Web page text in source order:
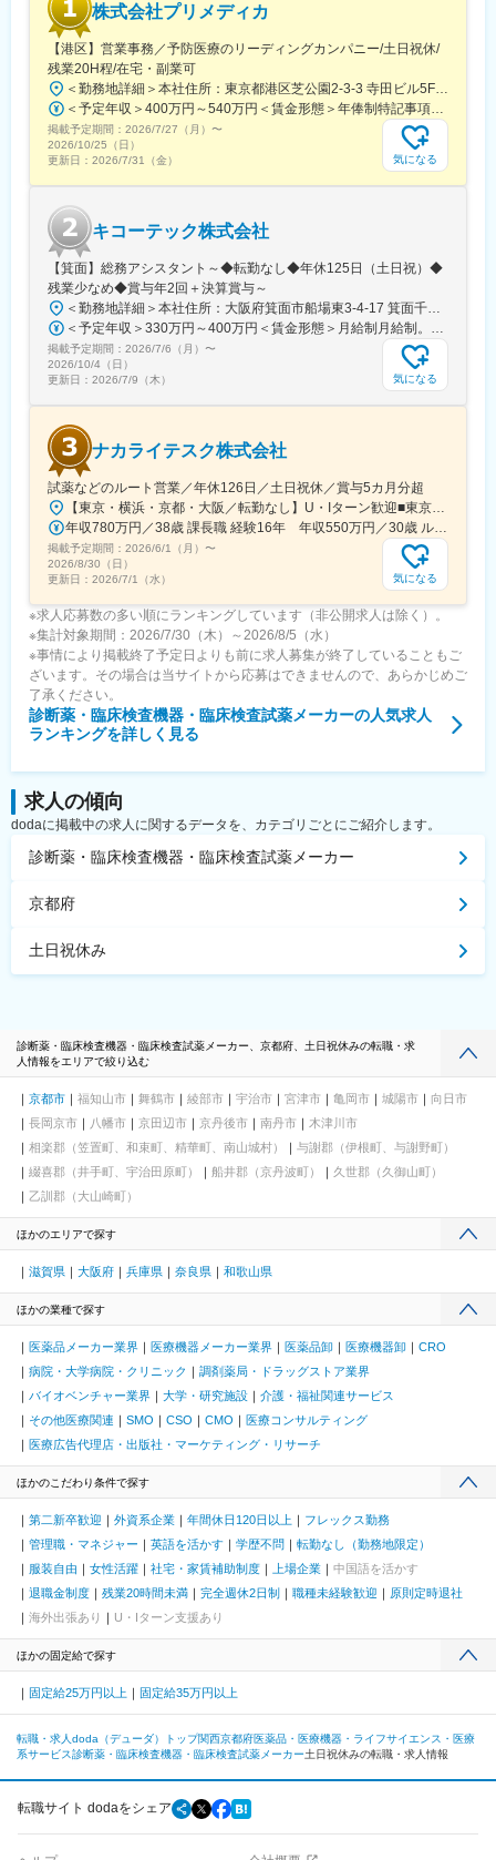
ることができないため、会社のビジネスの根幹にもなり得るミッ
ションを担っています。自チーム以外にも複数のチームと連携を
して業務を進める必要があるため、一部の情報にとどまらず、会
社全体の情報にアクセスすることができます。
・希望があれば短期～中長期の海外拠点への赴任もチャレンジす
ることが可能です。実際に自分の足で現地を訪れ、新たな知識を
吸収することで、申請業務の加速化の一躍を担うことができま
す。
■組織構成：
チームは現在11名体制
※チームメンバーのバックグラウンドとして、薬事経験のなかった
メンバーも在籍・活躍しています。
変更の範囲：会社の定める業務
株式会社プリメディカ
【港区】営業事務／予防医療のリーディングカンパニー/土日祝休/
残業20H程/在宅・副業可
掲載予定期間： 2026/7/27（月） 〜
2026/10/25（日）
更新日： 2026/7/31（金） 気になる
キコーテック株式会社
【箕面】総務アシスタント～◆転勤なし◆年休125日（土日祝）◆
残業少なめ◆賞与年2回＋決算賞与～
掲載予定期間： 2026/7/6（月） 〜
2026/10/4（日）
更新日： 2026/7/9（木） 気になる
ナカライテスク株式会社
試薬などのルート営業／年休126日／土日祝休／賞与5カ月分超
掲載予定期間： 2026/6/1（月） 〜
2026/8/30（日）
更新日： 2026/7/1（水） 気になる
※求人応募数の多い順にランキングしています（非公開求人は除く）。
※集計対象期間：2026/7/30（木）～2026/8/5（水）
※事情により掲載終了予定日よりも前に求人募集が終了していることもご
ざいます。その場合は当サイトから応募はできませんので、あらかじめご
了承ください。
診断薬・臨床検査機器・臨床検査試薬メーカーの人気求人
ランキングを詳しく見る
求人の傾向
dodaに掲載中の求人に関するデータを、カテゴリごとにご紹介します。
診断薬・臨床検査機器・臨床検査試薬メーカー
京都府
土日祝休み
診断薬・臨床検査機器・臨床検査試薬メーカー、京都府、土日祝休みの転職・求
人情報をエリアで絞り込む
京都市 福知山市 舞鶴市 綾部市 宇治市 宮津市 亀岡市 城陽市
向日市
長岡京市
八幡市 京田辺市 京丹後市 南丹市
木津川市
相楽郡（笠置町、和束町、精華町、南山城村）
与謝郡（伊根町、与謝野町）
綴喜郡（井手町、宇治田原町）
船井郡（京丹波町）
久世郡（久御山町）
乙訓郡（大山崎町）
ほかのエリアで探す
滋賀県 大阪府 兵庫県 奈良県 和歌山県
ほかの業種で探す
医薬品メーカー業界 医療機器メーカー業界 医薬品卸 医療機器卸
CRO
病院・大学病院・クリニック
調剤薬局・ドラッグストア業界
バイオベンチャー業界
大学・研究施設
介護・福祉関連サービス
その他医療関連
SMO CSO CMO
医療コンサルティング
医療広告代理店・出版社・マーケティング・リサーチ
ほかのこだわり条件で探す
第二新卒歓迎 外資系企業 年間休日120日以上
フレックス勤務
管理職・マネジャー
英語を活かす 学歴不問
転勤なし（勤務地限定）
服装自由
女性活躍 社宅・家賃補助制度 上場企業
中国語を活かす
退職金制度
残業20時間未満 完全週休2日制 職種未経験歓迎
原則定時退社
海外出張あり
U・Iターン支援あり
ほかの固定給で探す
固定給25万円以上 固定給35万円以上
転職・求人doda（デューダ）トップ関西京都府医薬品・医療機器・ライフサイエンス・医療
系サービス診断薬・臨床検査機器・臨床検査試薬メーカー土日祝休みの転職・求人情報
転職サイト dodaをシェア